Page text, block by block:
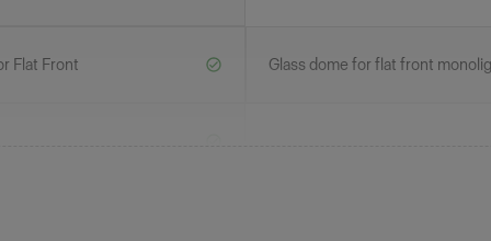
Flat Front Glass dome for flat front